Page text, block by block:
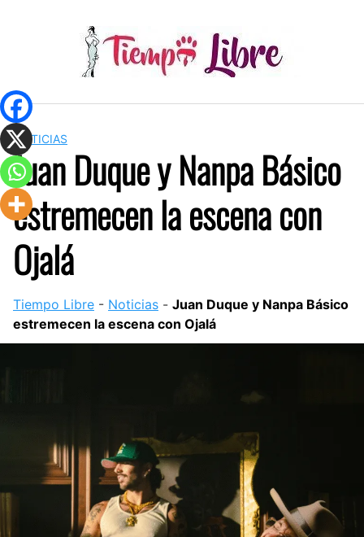
NOTICIAS
Juan Duque y Nanpa Básico
estremecen la escena con
Ojalá
Tiempo Libre - Noticias - Juan Duque y Nanpa Básico
estremecen la escena con Ojalá